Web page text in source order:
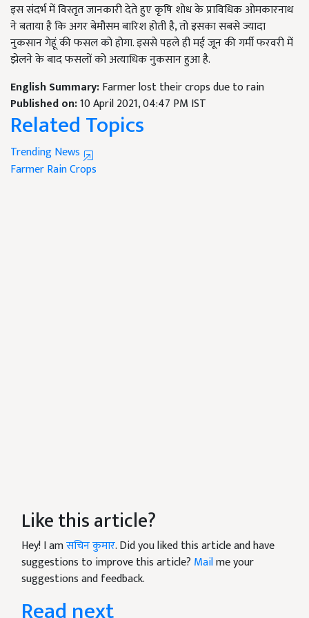
इस संदर्भ में विस्तृत जानकारी देते हुए कृषि शोध के प्राविधिक ओमकारनाथ
ने बताया है कि अगर बेमौसम बारिश होती है, तो इसका सबसे ज्यादा
नुकसान गेहूं की फसल को होगा. इससे पहले ही मई जून की गर्मी फरवरी में
झेलने के बाद फसलों को अत्याधिक नुकसान हुआ है.
English Summary:Farmer lost their crops due to rain
Published on:10 April 2021, 04:47 PM IST
Related Topics
Trending News
FarmerRainCrops
Like this article?
Hey! I amसचिन कुमार. Did you liked this article and have
suggestions to improve this article? Mailme your
suggestions and feedback.